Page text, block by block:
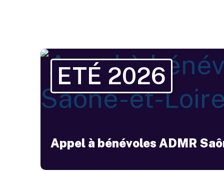
ETÉ 2026
Appel à bénévoles ADMR